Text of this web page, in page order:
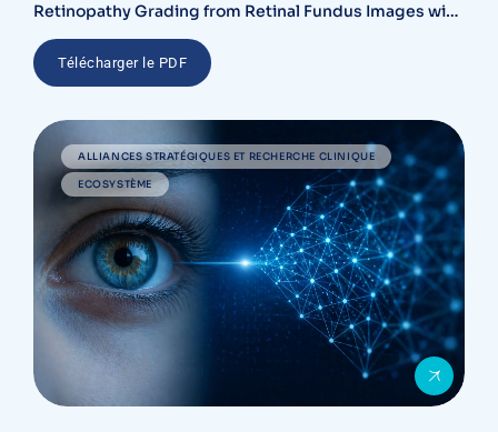
Retinopathy Grading from Retinal Fundus Images with
Télécharger le PDF
ALLIANCES STRATÉGIQUES ET RECHERCHE CLINIQUE
ECOSYSTÈME